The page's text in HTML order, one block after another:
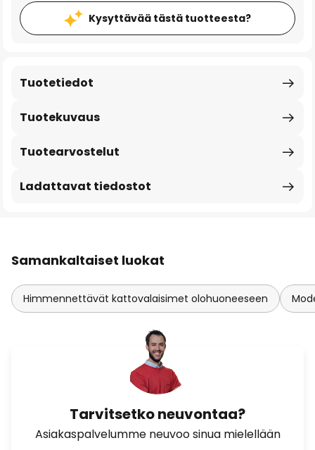
Kysyttävää tästä tuotteesta?
Tuotekuvaus
Tuotetiedot
Tuotearvostelut
Ladattavat tiedostot
Samankaltaiset luokat
Himmennettävät kattovalaisimet olohuoneeseen
Tarvitsetko neuvontaa?
Asiakaspalvelumme neuvoo sinua mielellään